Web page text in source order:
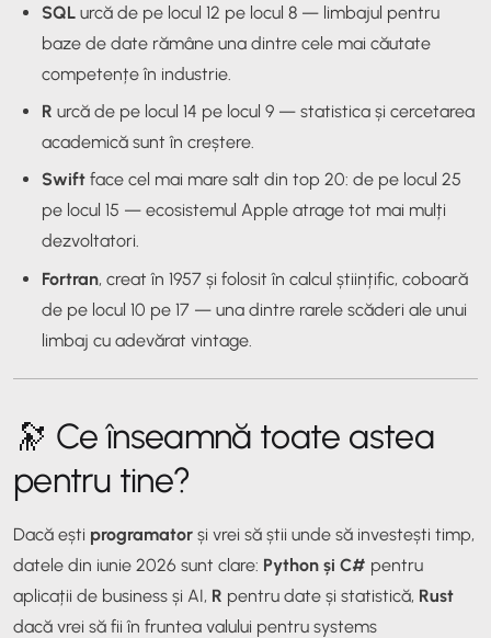
SQLurcă de pe locul 12 pe locul 8 — limbajul pentru
baze de date rămâne una dintre cele mai căutate
competențe în industrie.
R urcă de pe locul 14 pe locul 9 — statistica și cercetarea
academică sunt în creștere.
Swiftface cel mai mare salt din top 20: de pe locul 25
pe locul 15 — ecosistemul Apple atrage tot mai mulți
dezvoltatori.
Fortran, creat în 1957 și folosit în calcul științific, coboară
de pe locul 10 pe 17 — una dintre rarele scăderi ale unui
limbaj cu adevărat vintage.
🔭 Ce înseamnă toate astea
pentru tine?
Dacă ești programator și vrei să știi unde să investești timp,
datele din iunie 2026 sunt clare: Python și C# pentru
aplicații de business și AI, R pentru date și statistică, Rust
dacă vrei să fii în fruntea valului pentru systems